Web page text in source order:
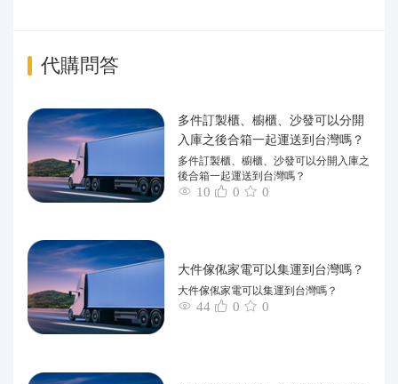
代購問答
多件訂製櫃、櫥櫃、沙發可以分開
入庫之後合箱一起運送到台灣嗎？
多件訂製櫃、櫥櫃、沙發可以分開入庫之
後合箱一起運送到台灣嗎？
10 0 0
大件傢俬家電可以集運到台灣嗎？
大件傢俬家電可以集運到台灣嗎？
44 0 0